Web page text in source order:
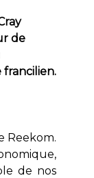
de
Reekom.
de nos